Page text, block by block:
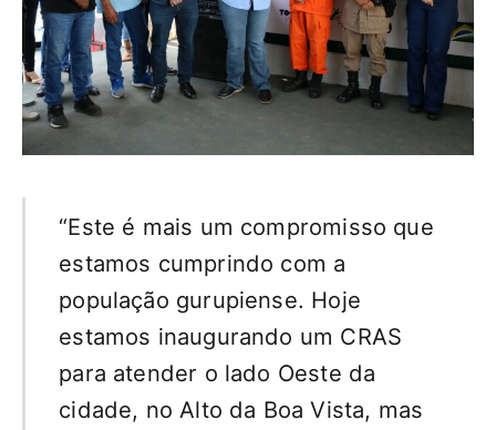
“Este é mais um compromisso que
estamos cumprindo com a
população gurupiense. Hoje
estamos inaugurando um CRAS
para atender o lado Oeste da
cidade, no Alto da Boa Vista, mas